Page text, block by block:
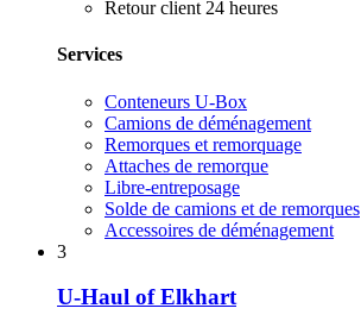
Retour client 24 heures
Services
Conteneurs U-Box
Camions de déménagement
Remorques et remorquage
Attaches de remorque
Libre-entreposage
Solde de camions et de remorques
Accessoires de déménagement
3
U-Haul of Elkhart